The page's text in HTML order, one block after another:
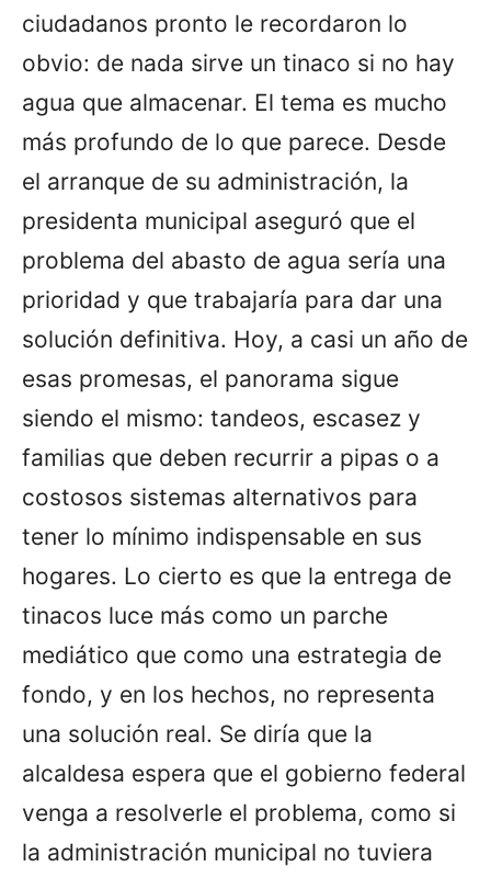
ciudadanos pronto le recordaron lo
obvio: de nada sirve un tinaco si no hay
agua que almacenar. El tema es mucho
más profundo de lo que parece. Desde
el arranque de su administración, la
presidenta municipal aseguró que el
problema del abasto de agua sería una
prioridad y que trabajaría para dar una
solución definitiva. Hoy, a casi un año de
esas promesas, el panorama sigue
siendo el mismo: tandeos, escasez y
familias que deben recurrir a pipas o a
costosos sistemas alternativos para
tener lo mínimo indispensable en sus
hogares. Lo cierto es que la entrega de
tinacos luce más como un parche
mediático que como una estrategia de
fondo, y en los hechos, no representa
una solución real. Se diría que la
alcaldesa espera que el gobierno federal
venga a resolverle el problema, como si
la administración municipal no tuviera